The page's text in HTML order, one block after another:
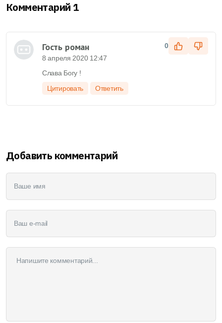
Комментарий 1
Гость роман
8 апреля 2020 12:47
0
Слава Богу !
Цитировать
Ответить
Добавить комментарий